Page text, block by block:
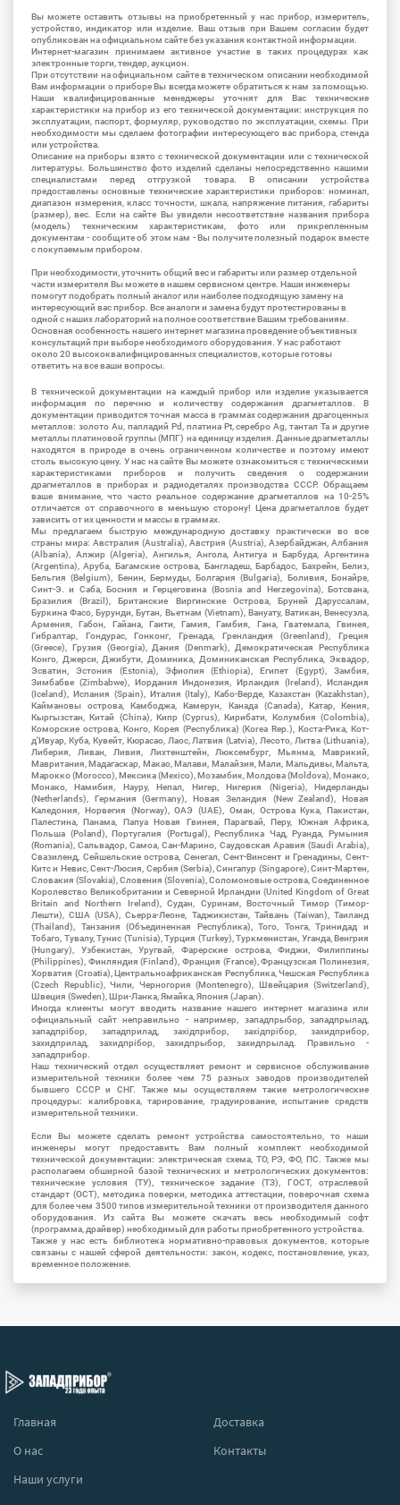
Вы можете оставить отзывы на приобретенный у нас прибор, измеритель,
устройство, индикатор или изделие. Ваш отзыв при Вашем согласии будет
опубликован на официальном сайте без указания контактной информации.
Интернет-магазин принимаем активное участие в таких процедурах как
электронные торги, тендер, аукцион.
При отсутствии на официальном сайте в техническом описании необходимой
Вам информации о приборе Вы всегда можете обратиться к нам за помощью.
Наши квалифицированные менеджеры уточнят для Вас технические
характеристики на прибор из его технической документации: инструкция по
эксплуатации, паспорт, формуляр, руководство по эксплуатации, схемы. При
необходимости мы сделаем фотографии интересующего вас прибора, стенда
или устройства.
Описание на приборы взято с технической документации или с технической
литературы. Большинство фото изделий сделаны непосредственно нашими
специалистами перед отгрузкой товара. В описании устройства
предоставлены основные технические характеристики приборов: номинал,
диапазон измерения, класс точности, шкала, напряжение питания, габариты
(размер), вес. Если на сайте Вы увидели несоответствие названия прибора
(модель) техническим характеристикам, фото или прикрепленным
документам - сообщите об этом нам - Вы получите полезный подарок вместе
с покупаемым прибором.
При необходимости, уточнить общий вес и габариты или размер отдельной
части измерителя Вы можете в нашем сервисном центре. Наши инженеры
помогут подобрать полный аналог или наиболее подходящую замену на
интересующий вас прибор. Все аналоги и замена будут протестированы в
одной с наших лабораторий на полное соответствие Вашим требованиям.
Основная особенность нашего интернет магазина проведение объективных
консультаций при выборе необходимого оборудования. У нас работают
около 20 высококвалифицированных специалистов, которые готовы
ответить на все ваши вопросы.
В технической документации на каждый прибор или изделие указывается
информация по перечню и количеству содержания драгметаллов. В
документации приводится точная масса в граммах содержания драгоценных
металлов: золото Au, палладий Pd, платина Pt, серебро Ag, тантал Ta и другие
металлы платиновой группы (МПГ) на единицу изделия. Данные драгметаллы
находятся в природе в очень ограниченном количестве и поэтому имеют
столь высокую цену. У нас на сайте Вы можете ознакомиться с техническими
характеристиками приборов и получить сведения о содержании
драгметаллов в приборах и радиодеталях производства СССР. Обращаем
ваше внимание, что часто реальное содержание драгметаллов на 10-25%
отличается от справочного в меньшую сторону! Цена драгметаллов будет
зависить от их ценности и массы в граммах.
Мы предлагаем быструю международную доставку практически во все
страны мира: Австралия (Australia), Австрия (Austria), Азербайджан, Албания
(Albania), Алжир (Algeria), Ангилья, Ангола, Антигуа и Барбуда, Аргентина
(Argentina), Аруба, Багамские острова, Бангладеш, Барбадос, Бахрейн, Белиз,
Бельгия (Belgium), Бенин, Бермуды, Болгария (Bulgaria), Боливия, Бонайре,
Синт-Э. и Саба, Босния и Герцеговина (Bosnia and Herzegovina), Ботсвана,
Бразилия (Brazil), Британские Виргинские Острова, Бруней Даруссалам,
Буркина Фасо, Бурунди, Бутан, Вьетнам (Vietnam), Вануату, Ватикан, Венесуэла,
Армения, Габон, Гайана, Гаити, Гамия, Гамбия, Гана, Гватемала, Гвинея,
Гибралтар, Гондурас, Гонконг, Гренада, Гренландия (Greenland), Греция
(Greece), Грузия (Georgia), Дания (Denmark), Демократическая Республика
Конго, Джерси, Джибути, Доминика, Доминиканская Республика, Эквадор,
Эсватин, Эстония (Estonia), Эфиопия (Ethiopia), Египет (Egypt), Замбия,
Зимбабве (Zimbabwe), Иордания Индонезия, Ирландия (Ireland), Исландия
(Iceland), Испания (Spain), Италия (Italy), Кабо-Верде, Казахстан (Kazakhstan),
Каймановы острова, Камбоджа, Камерун, Канада (Canada), Катар, Кения,
Кыргызстан, Китай (China), Кипр (Cyprus), Кирибати, Колумбия (Colombia),
Коморские острова, Конго, Корея (Республика) (Korea Rep.), Коста-Рика, Кот-
д'Ивуар, Куба, Кувейт, Кюрасао, Лаос, Латвия (Latvia), Лесото, Литва (Lithuania),
Либерия, Ливан, Ливия, Лихтенштейн, Люксембург, Мьянма, Маврикий,
Мавритания, Мадагаскар, Макао, Малави, Малайзия, Мали, Мальдивы, Мальта,
Марокко (Morocco), Мексика (Mexico), Мозамбик, Молдова (Moldova), Монако,
Монако, Намибия, Науру, Непал, Нигер, Нигерия (Nigeria), Нидерланды
(Netherlands), Германия (Germany), Новая Зеландия (New Zealand), Новая
Каледония, Норвегия (Norway), ОАЭ (UAE), Оман, Острова Кука, Пакистан,
Палестина, Панама, Папуа Новая Гвинея, Парагвай, Перу, Южная Африка,
Польша (Poland), Португалия (Portugal), Республика Чад, Руанда, Румыния
(Romania), Сальвадор, Самоа, Сан-Марино, Саудовская Аравия (Saudi Arabia),
Свазиленд, Сейшельские острова, Сенегал, Сент-Винсент и Гренадины, Сент-
Китс и Невис, Сент-Люсия, Сербия (Serbia), Сингапур (Singapore), Синт-Мартен,
Словакия (Slovakia), Словения (Slovenia), Соломоновые острова, Соединенное
Королевство Великобритании и Северной Ирландии (United Kingdom of Great
Britain and Northern Ireland), Судан, Суринам, Восточный Тимор (Тимор-
Лешти), США (USA), Сьерра-Леоне, Таджикистан, Тайвань (Taiwan), Таиланд
(Thailand), Танзания (Объединенная Республика), Того, Тонга, Тринидад и
Тобаго, Тувалу, Тунис (Tunisia), Турция (Turkey), Туркменистан, Уганда, Венгрия
(Hungary), Узбекистан, Уругвай, Фарерские острова, Фиджи, Филиппины
(Philippines), Финляндия (Finland), Франция (France), Французская Полинезия,
Хорватия (Croatia), Центральноафриканская Республика, Чешская Республика
(Czech Republic), Чили, Черногория (Montenegro), Швейцария (Switzerland),
Швеция (Sweden), Шри-Ланка, Ямайка, Япония (Japan).
Иногда клиенты могут вводить название нашего интернет магазина или
официальный сайт неправильно - например, западпрыбор, западпрылад,
западпрібор, западприлад, західприбор, західпрібор, захидприбор,
захидприлад, захидпрібор, захидпрыбор, захидпрылад. Правильно -
западприбор.
Наш технический отдел осуществляет ремонт и сервисное обслуживание
измерительной техники более чем 75 разных заводов производителей
бывшего СССР и СНГ. Также мы осуществляем такие метрологические
процедуры: калибровка, тарирование, градуирование, испытание средств
измерительной техники.
Если Вы можете сделать ремонт устройства самостоятельно, то наши
инженеры могут предоставить Вам полный комплект необходимой
технической документации: электрическая схема, ТО, РЭ, ФО, ПС. Также мы
располагаем обширной базой технических и метрологических документов:
технические условия (ТУ), техническое задание (ТЗ), ГОСТ, отраслевой
стандарт (ОСТ), методика поверки, методика аттестации, поверочная схема
для более чем 3500 типов измерительной техники от производителя данного
оборудования. Из сайта Вы можете скачать весь необходимый софт
(программа, драйвер) необходимый для работы приобретенного устройства.
Также у нас есть библиотека нормативно-правовых документов, которые
связаны с нашей сферой деятельности: закон, кодекс, постановление, указ,
временное положение.
Главная
Доставка
О нас
Контакты
Наши услуги